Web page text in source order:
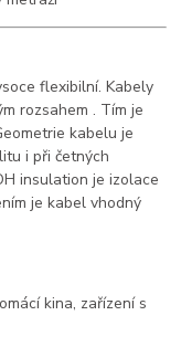
flexibilní. Kabely
rozsahem . Tím je
kabelu je
i při četných
insulation je izolace
je kabel vhodný
kina, zařízení s